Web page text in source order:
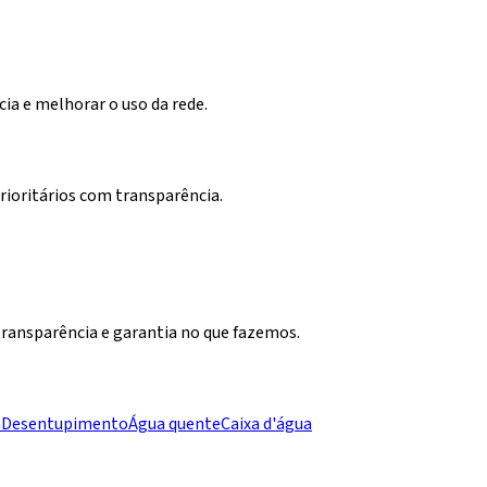
e melhorar o uso da rede.
com transparência.
e garantia no que fazemos.
DesentupimentoÁgua quenteCaixa d'água